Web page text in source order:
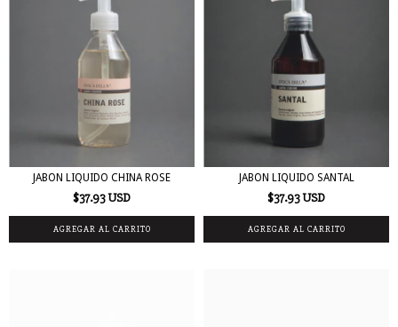
JABON LIQUIDO CHINA ROSE
$37.93 USD
JABON LIQUIDO SANTAL
$37.93 USD